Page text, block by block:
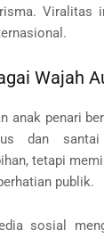
Viralitas
Wajah
anak penari
dan
tetapi
publik.
sosial